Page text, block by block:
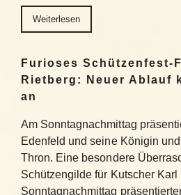
Weiterlesen
Furioses Schützenfest-
Rietberg: Neuer Ablauf
an
Am Sonntagnachmittag
Edenfeld und seine Königin
Thron. Eine besondere
Schützengilde für Kutscher Karl
Sonntagnachmittag